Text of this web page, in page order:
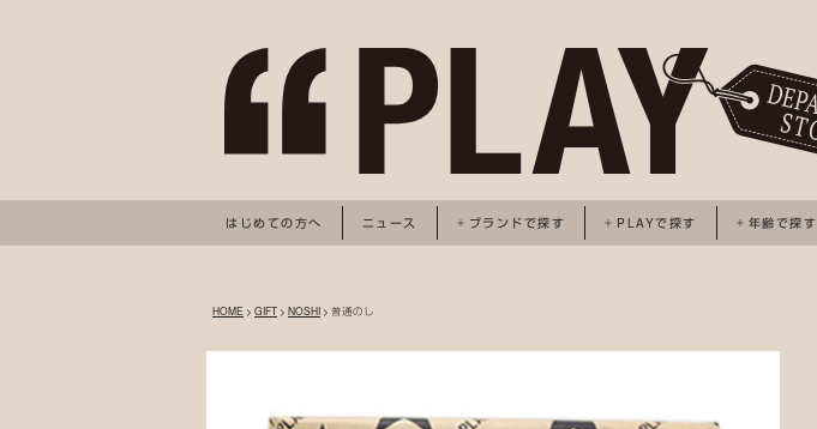
はじめての方へ ニュース ブランドで探す PLAYで探す 年齢で探す
HOME > GIFT > NOSHI > 普通のし